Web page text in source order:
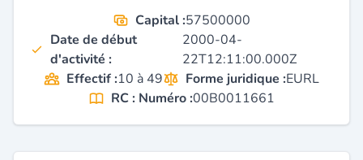
Capital :57500000
Date de début
d'activité :
2000-04-
22T12:11:00.000Z
Effectif :10 à 49 Forme juridique :EURL
RC : Numéro :00B0011661